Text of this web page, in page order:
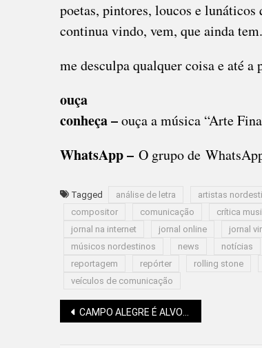
poetas, pintores, loucos e
continua vindo, vem, que ainda tem.
me desculpa qualquer coisa e até a
ouça
conheça –ouça a música “Arte
WhatsApp – O grupo de
Tagged análise de letra artistas
compositor
comunicação crítica
jornal na internet
jornal online jornal
músicos nordestinos
news notícias
reportagem
repórter rolling stone
veículos de comunicação
Navegação
CAMPO ALEGRE É ALVO DE OPERAÇÃO DE FORÇA-TAREFA DA POLÍCIA FEDERAL